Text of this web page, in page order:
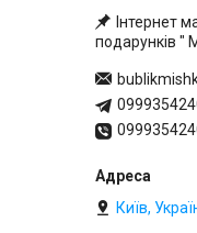
Інтернет
подарунків "
Київ,